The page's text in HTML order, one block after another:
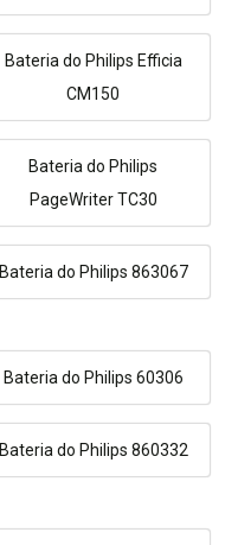
Bateria do Philips Efficia
CM150
Bateria do Philips
PageWriter TC30
Bateria do Philips 863067
Bateria do Philips 60306
Bateria do Philips 860332